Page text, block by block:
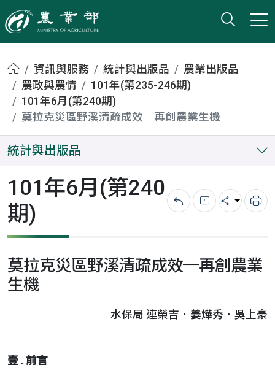
農業部
打開
小版
首頁資訊與服務 統計與出版品
農業出版品
農政與農情
101年(第235-246期)
101年6月(第240期)
莫拉克災區野溪清疏成效─再創農業生機
統計與出版品
101年6月(第240
期)
回上一頁錯誤回報
分享 列
莫拉克災區野溪清疏成效─再創農業
生機
水保局 連榮吉．姜燁秀．吳上豪
壹 . 前言